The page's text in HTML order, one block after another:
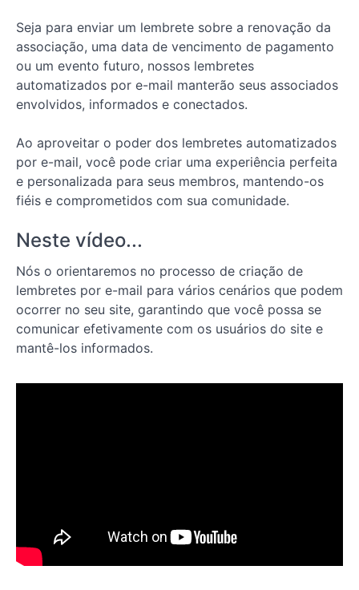
associação
Lição 2:
Como criar e
personalizar
páginas em
seu site de
com o
ReadyLaunch
Lição 3:
uma
no
MemberPress
Lição 4:
Como
proteger seu
conteúdo
com as
regras do
MemberPress
Lição
6: Como
testar
métodos
de
Seja para enviar um lembrete sobre a renovação da
associação, uma data de vencimento de pagamento
ou um evento futuro, nossos lembretes
automatizados por e-mail manterão seus associados
envolvidos, informados e conectados.
Ao aproveitar o poder dos lembretes automatizados
por e-mail, você pode criar uma experiência perfeita
e personalizada para seus membros, mantendo-os
fiéis e comprometidos com sua comunidade.
Neste vídeo...
Nós o orientaremos no processo de criação de
lembretes por e-mail para vários cenários que podem
ocorrer no seu site, garantindo que você possa se
comunicar efetivamente com os usuários do site e
mantê-los informados.